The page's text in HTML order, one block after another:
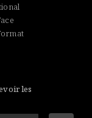
les